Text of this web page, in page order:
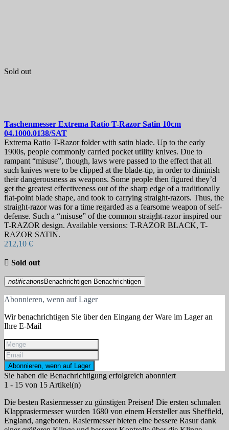
Sold out
Taschenmesser Extrema Ratio T-Razor Satin 10cm
04.1000.0138/SAT
Extrema Ratio T-Razor folder with satin blade. Up to the early
1900s, people commonly carried pocket utility knives. Due to
rampant “misuse”, though, laws were passed to the effect that all
such knives were to be clipped at the blade-tip, in order to diminish
their dangerousness as weapons. Some people then figured they’d
get the greatest effectiveness out of the sharp edge of a traditionally
flat-point blade shape, and took to carrying straight-razors. Thus, the
straight-razor was for a time regarded as a fearsome weapon of self-
defense. Such a “misuse” of the common straight-razor inspired our
T-RAZOR design. Available versions: T-RAZOR BLACK, T-
RAZOR SATIN.
212,10 €
 Sold out
notifications Benachrichtigen Benachrichtigen
Abonnieren, wenn auf Lager
Wir benachrichtigen Sie über den Eingang der Ware im Lager an
Ihre E-Mail
Abonnieren, wenn auf Lager
Sie haben die Benachrichtigung erfolgreich abonniert
1 - 15 von 15 Artikel(n)
Die besten Rasiermesser zu günstigen Preisen! Die ersten schmalen
Klapprasiermesser wurden 1680 von einem Hersteller aus Sheffield,
England, angeboten. Rasiermesser bieten eine bessere Rasur dank